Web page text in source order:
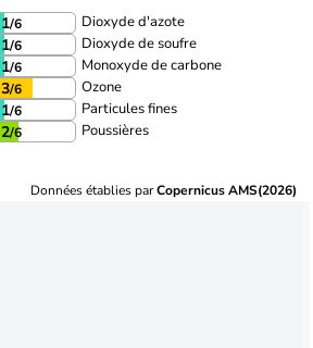
1/6 Dioxyde d'azote
1/6 Dioxyde de soufre
1/6 Monoxyde de carbone
3/6 Ozone
1/6 Particules fines
2/6 Poussières
Données établies parCopernicus AMS(2026)